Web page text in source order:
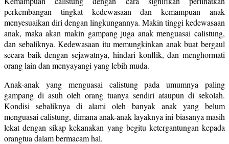
perkembangan tingkat kedewasaan dan kemampuan anak
menyesuaikan diri dengan lingkungannya. Makin tinggi kedewasaan
anak, maka akan makin gampang juga anak menguasai calistung,
dan sebaliknya. Kedewasaan itu memungkinkan anak buat bergaul
secara baik dengan sejawatnya, hindari konflik, dan menghormati
orang lain dan menyayangi yang lebih muda.
Anak-anak yang menguasai calistung pada umumnya paling
gampang di asuh oleh orang tuanya sendiri ataupun di sekolah.
Kondisi sebaliknya di alami oleh banyak anak yang belum
menguasai calistung, dimana anak-anak layaknya ini biasanya masih
lekat dengan sikap kekanakan yang begitu ketergantungan kepada
orangtua dalam bermacam hal.